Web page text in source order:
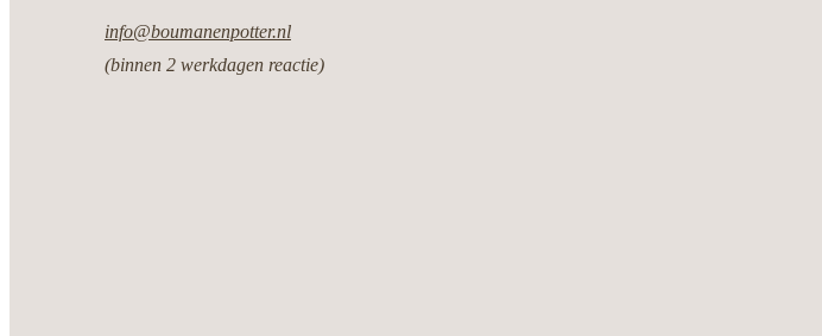
info@boumanenpotter.nl
(binnen 2 werkdagen reactie)